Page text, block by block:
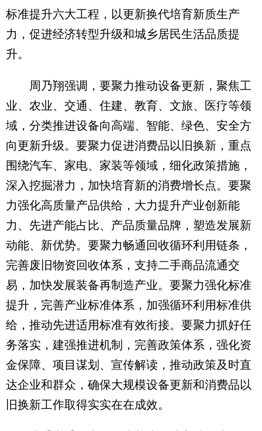
标准提升六大工程，以更新换代培育新质生产
力，促进经济转型升级和城乡居民生活品质提
升。
周乃翔强调，要聚力推动设备更新，聚焦工
业、农业、交通、住建、教育、文旅、医疗等领
域，分类推进设备向高端、智能、绿色、安全方
向更新升级。要聚力促进消费品以旧换新，重点
围绕汽车、家电、家装等领域，细化政策措施，
深入挖掘潜力，加快培育新的消费增长点。要聚
力强化高质量产品供给，大力提升产业创新能
力、先进产能占比、产品质量品牌，塑造发展新
动能、新优势。要聚力畅通回收循环利用链条，
完善废旧物资回收体系，支持二手商品流通交
易，加快发展装备再制造产业。要聚力强化标准
提升，完善产业标准体系，加强循环利用标准供
给，推动先进适用标准有效衔接。要聚力抓好任
务落实，建强推进机制，完善政策体系，强化资
金保障、项目谋划、宣传解读，推动政策及时直
达企业和群众，确保大规模设备更新和消费品以
旧换新工作取得实实在在成效。